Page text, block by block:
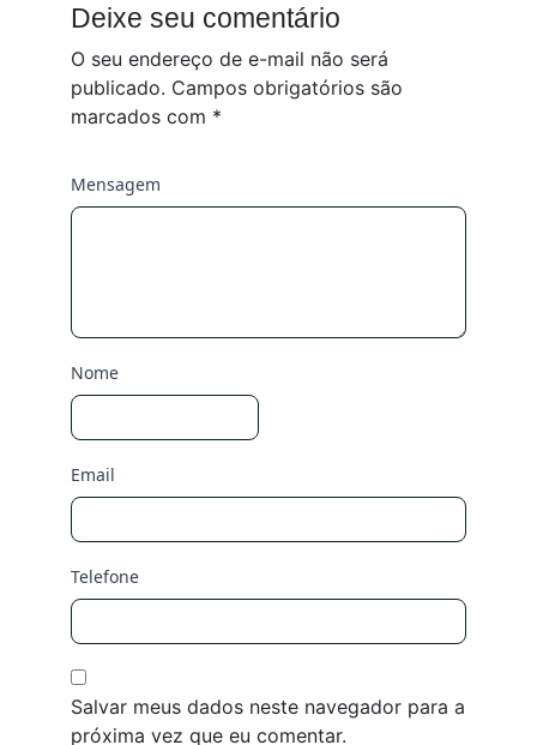
Deixe seu comentário
O seu endereço de e-mail não será
publicado. Campos obrigatórios são
marcados com *
Mensagem
Nome
Email
Telefone
Salvar meus dados neste navegador para a
próxima vez que eu comentar.